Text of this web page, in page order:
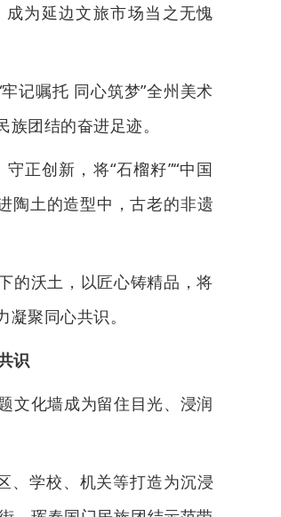
为延边文旅市场当之无愧
记嘱托 同心筑梦”全州美术
团结的奋进足迹。
正创新，将“石榴籽”“中国
陶土的造型中，古老的非遗
的沃土，以匠心铸精品，将
聚同心共识。
识
文化墙成为留住目光、浸润
、学校、机关等打造为沉浸